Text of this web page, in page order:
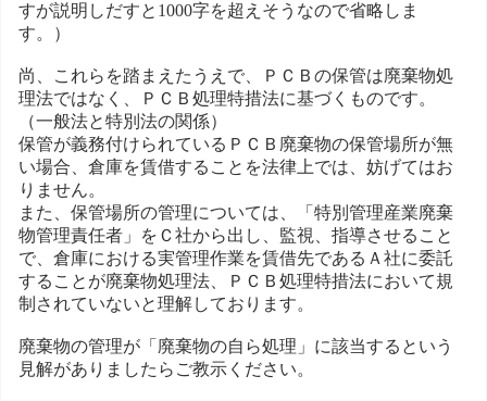
すが説明しだすと1000字を超えそうなので省略しま
す。）
尚、これらを踏まえたうえで、ＰＣＢの保管は廃棄物処
理法ではなく、ＰＣＢ処理特措法に基づくものです。
（一般法と特別法の関係）
保管が義務付けられているＰＣＢ廃棄物の保管場所が無
い場合、倉庫を賃借することを法律上では、妨げてはお
りません。
また、保管場所の管理については、「特別管理産業廃棄
物管理責任者」をＣ社から出し、監視、指導させること
で、倉庫における実管理作業を賃借先であるＡ社に委託
することが廃棄物処理法、ＰＣＢ処理特措法において規
制されていないと理解しております。
廃棄物の管理が「廃棄物の自ら処理」に該当するという
見解がありましたらご教示ください。